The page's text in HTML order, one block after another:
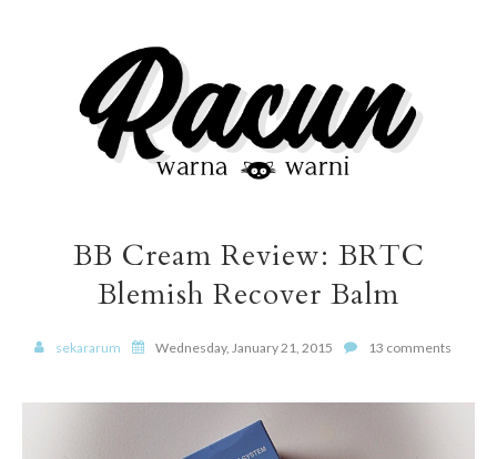
BB Cream Review: BRTC
Blemish Recover Balm
sekararum Wednesday, January 21, 2015 13 comments